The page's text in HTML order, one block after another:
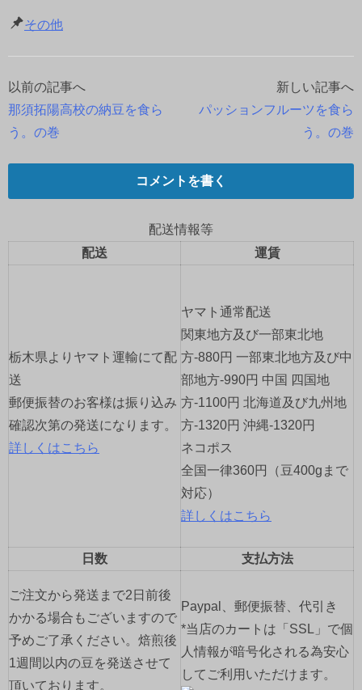
その他
投
稿
ナ
ビ
ー
ン
以前の記事へ
那須拓陽高校の納豆を食ら
う。の巻
新しい記事へ
パッションフルーツを食ら
う。の巻
コメントを書く
配送情報等
配送
運賃
栃木県よりヤマト運輸にて配
送
郵便振替のお客様は振り込み
確認次第の発送になります。
詳しくはこちら
ヤマト通常配送
関東地方及び一部東北地
方-880円 一部東北地方及び中
部地方-990円 中国 四国地
方-1100円 北海道及び九州地
方-1320円 沖縄-1320円
ネコポス
全国一律360円（豆400gまで
対応）
詳しくはこちら
日数 支払方法
ご注文から発送まで2日前後
かかる場合もございますので
予めご了承ください。焙煎後
1週間以内の豆を発送させて
頂いております。
Paypal、郵便振替、代引き
*当店のカートは「SSL」で個
人情報が暗号化される為安心
してご利用いただけます。